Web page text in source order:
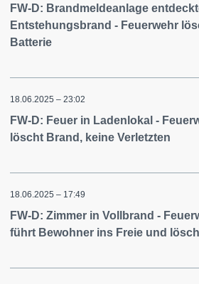
FW-D: Brandmeldeanlage
Entstehungsbrand - Feuerwehr
Batterie
18.06.2025 – 23:02
FW-D: Feuer in Ladenlokal -
löscht Brand, keine Verletzten
18.06.2025 – 17:49
FW-D: Zimmer in Vollbrand -
führt Bewohner ins Freie und